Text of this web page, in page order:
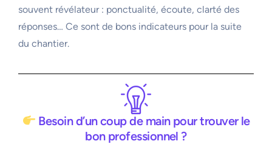
souvent révélateur : ponctualité, écoute, clarté des
réponses… Ce sont de bons indicateurs pour la suite
du chantier.
Besoin d’un coup de main pour trouver le
bon professionnel ?